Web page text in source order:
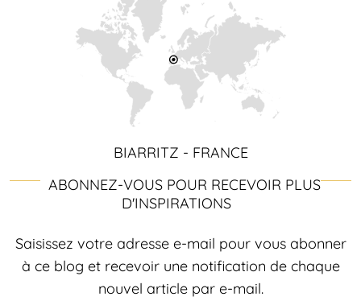
BIARRITZ - FRANCE
ABONNEZ-VOUS POUR RECEVOIR PLUS
D'INSPIRATIONS
Saisissez votre adresse e-mail pour vous abonner
à ce blog et recevoir une notification de chaque
nouvel article par e-mail.